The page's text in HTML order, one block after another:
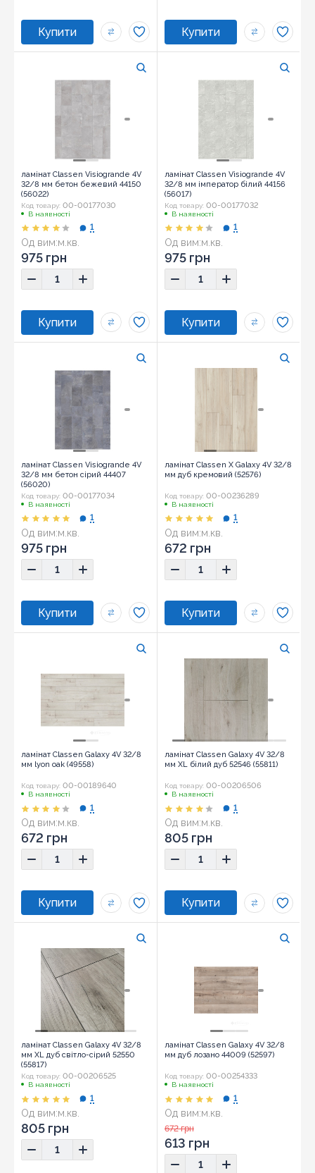
ламінат Classen Visiogrande 4V
32/8 мм бетон бежевий 44150
(56022)
Код товару: 00-00177030
В наявності
Од вим:м.кв.
1
975 грн
ламінат Classen Visiogrande 4V
32/8 мм імператор білий 44156
(56017)
Код товару: 00-00177032
В наявності
Од вим:м.кв.
1
975 грн
ламінат Classen Visiogrande 4V
32/8 мм бетон сірий 44407
(56020)
Код товару: 00-00177034
В наявності
Од вим:м.кв.
1
975 грн
ламінат Classen X Galaxy 4V 32/8
мм дуб кремовий (52576)
Код товару: 00-00236289
В наявності
Од вим:м.кв.
1
672 грн
ламінат Classen Galaxy 4V 32/8
мм lyon oak (49558)
Код товару: 00-00189640
В наявності
Од вим:м.кв.
1
672 грн
ламінат Classen Galaxy 4V 32/8
мм XL білий дуб 52546 (55811)
Код товару: 00-00206506
В наявності
Од вим:м.кв.
1
805 грн
ламінат Classen Galaxy 4V 32/8
мм XL дуб світло-сірий 52550
(55817)
Код товару: 00-00206525
В наявності
Од вим:м.кв.
1
805 грн
ламінат Classen Galaxy 4V 32/8
мм дуб лозано 44009 (52597)
Код товару: 00-00254333
В наявності
Од вим:м.кв.
1
672 грн
613 грн